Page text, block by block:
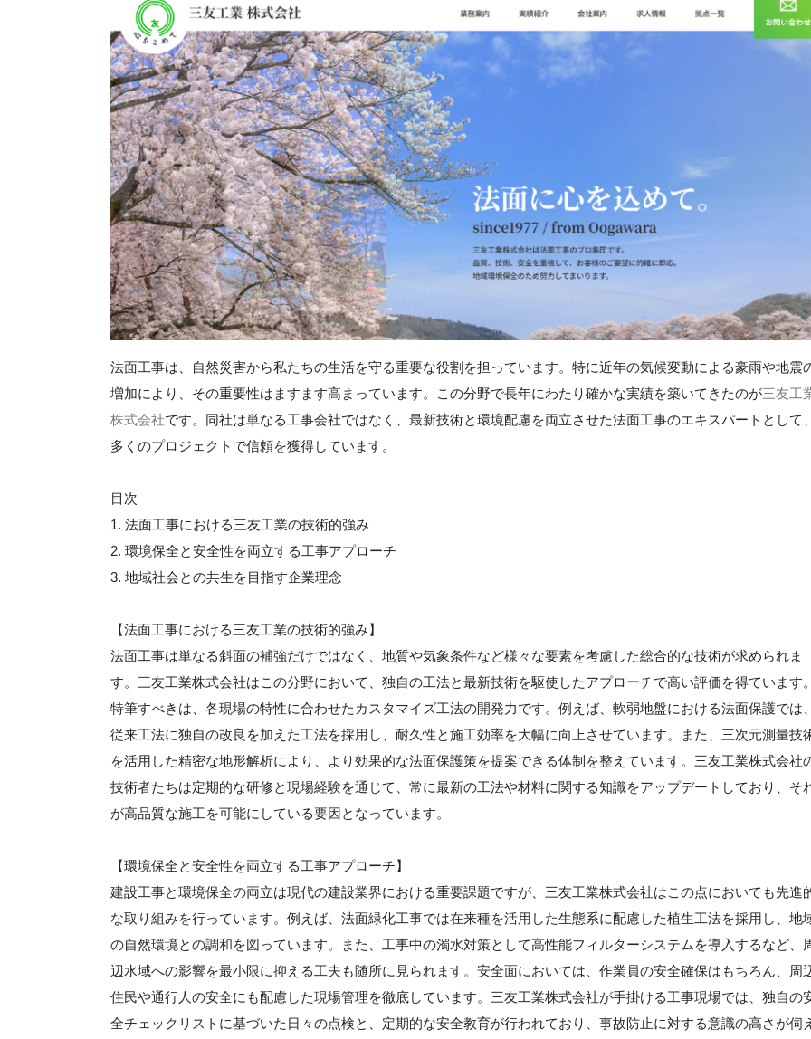
法面工事は、自然災害から私たちの生活を守る重要な役割を担っています。特に近年の気候変動による豪雨や地震
増加により、その重要性はますます高まっています。この分野で長年にわたり確かな実績を築いてきたのが三友工
株式会社です。同社は単なる工事会社ではなく、最新技術と環境配慮を両立させた法面工事のエキスパートとして、
多くのプロジェクトで信頼を獲得しています。
目次
1. 法面工事における三友工業の技術的強み
2. 環境保全と安全性を両立する工事アプローチ
3. 地域社会との共生を目指す企業理念
【法面工事における三友工業の技術的強み】
法面工事は単なる斜面の補強だけではなく、地質や気象条件など様々な要素を考慮した総合的な技術が求められま
す。三友工業株式会社はこの分野において、独自の工法と最新技術を駆使したアプローチで高い評価を得ています。
特筆すべきは、各現場の特性に合わせたカスタマイズ工法の開発力です。例えば、軟弱地盤における法面保護では、
従来工法に独自の改良を加えた工法を採用し、耐久性と施工効率を大幅に向上させています。また、三次元測量技
を活用した精密な地形解析により、より効果的な法面保護策を提案できる体制を整えています。三友工業株式会社
技術者たちは定期的な研修と現場経験を通じて、常に最新の工法や材料に関する知識をアップデートしており、そ
が高品質な施工を可能にしている要因となっています。
【環境保全と安全性を両立する工事アプローチ】
建設工事と環境保全の両立は現代の建設業界における重要課題ですが、三友工業株式会社はこの点においても先進
な取り組みを行っています。例えば、法面緑化工事では在来種を活用した生態系に配慮した植生工法を採用し、地
の自然環境との調和を図っています。また、工事中の濁水対策として高性能フィルターシステムを導入するなど、
辺水域への影響を最小限に抑える工夫も随所に見られます。安全面においては、作業員の安全確保はもちろん、周
住民や通行人の安全にも配慮した現場管理を徹底しています。三友工業株式会社が手掛ける工事現場では、独自の
全チェックリストに基づいた日々の点検と、定期的な安全教育が行われており、事故防止に対する意識の高さが伺え